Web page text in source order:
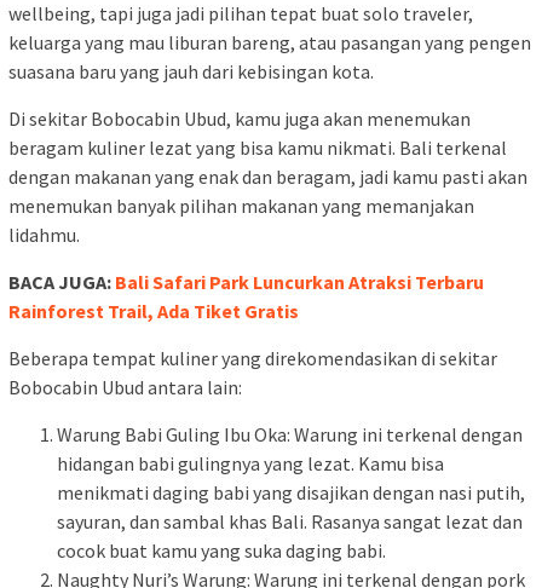
wellbeing, tapi juga jadi pilihan tepat buat solo traveler,
keluarga yang mau liburan bareng, atau pasangan yang pengen
suasana baru yang jauh dari kebisingan kota.
Di sekitar Bobocabin Ubud, kamu juga akan menemukan
beragam kuliner lezat yang bisa kamu nikmati. Bali terkenal
dengan makanan yang enak dan beragam, jadi kamu pasti akan
menemukan banyak pilihan makanan yang memanjakan
lidahmu.
BACA JUGA: Bali Safari Park Luncurkan Atraksi Terbaru
Rainforest Trail, Ada Tiket Gratis
Beberapa tempat kuliner yang direkomendasikan di sekitar
Bobocabin Ubud antara lain:
Warung Babi Guling Ibu Oka: Warung ini terkenal dengan
hidangan babi gulingnya yang lezat. Kamu bisa
menikmati daging babi yang disajikan dengan nasi putih,
sayuran, dan sambal khas Bali. Rasanya sangat lezat dan
cocok buat kamu yang suka daging babi.
Naughty Nuri’s Warung: Warung ini terkenal dengan pork